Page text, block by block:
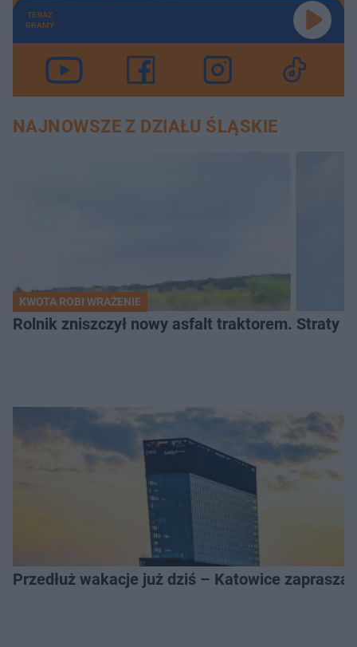
TERAZ
GRAMY
NAJNOWSZE Z DZIAŁU ŚLĄSKIE
KWOTA ROBI WRAŻENIE
Rolnik zniszczył nowy asfalt traktorem. Straty
Przedłuż wakacje już dziś – Katowice